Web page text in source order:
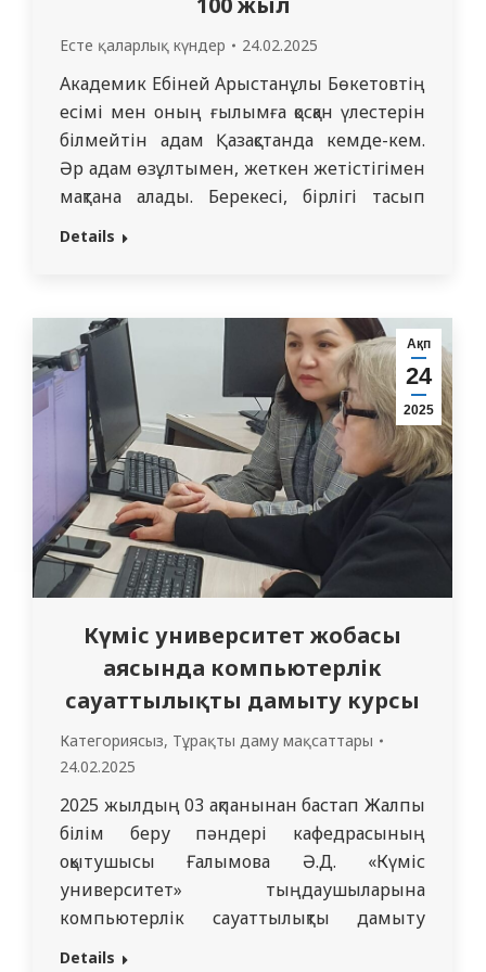
Есте қаларлық күндер 24.02.2025
Академик Ебіней Арыстанұлы Бөкетовтің
есімі мен оның ғылымға қосқан үлестерін
білмейтін адам Қазақстанда кемде-кем.
Әр адам өзұлтымен, жеткен жетістігімен
мақтана алады. Берекесі, бірлігі тасып
жатқан ұлан-байтақ елге еміренер, нардың
үшін алаңдаған, қазақ ғылымының
дамуына көп күш…
Details
Ақп
24
2025
Күміс университет жобасы
аясында компьютерлік
сауаттылықты дамыту курсы
Категориясыз, Тұрақты даму мақсаттары
24.02.2025
2025 жылдың 03 ақпанынан бастап Жалпы
білім беру пәндері кафедрасының
оқытушысы Ғалымова Ә.Д. «Күміс
университет» тыңдаушыларына
компьютерлік сауаттылықты дамыту
курсын өткізуде. Курс тыңдаушылары
Details